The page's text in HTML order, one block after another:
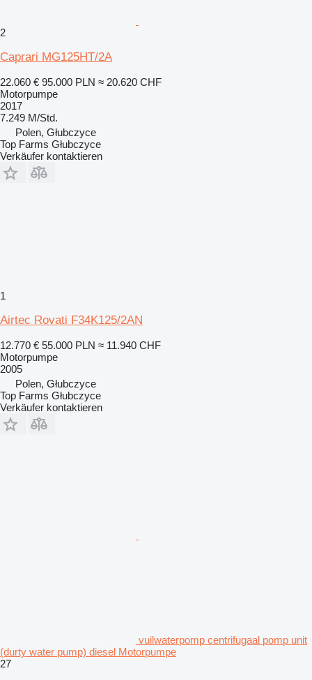
2
Caprari MG125HT/2A
22.060 € 95.000 PLN ≈ 20.620 CHF
Motorpumpe
2017
7.249 M/Std.
Polen, Głubczyce
Top Farms Głubczyce
Verkäufer kontaktieren
1
Airtec Rovati F34K125/2AN
12.770 € 55.000 PLN ≈ 11.940 CHF
Motorpumpe
2005
Polen, Głubczyce
Top Farms Głubczyce
Verkäufer kontaktieren
vuilwaterpomp centrifugaal pomp unit
(durty water pump) diesel Motorpumpe
27